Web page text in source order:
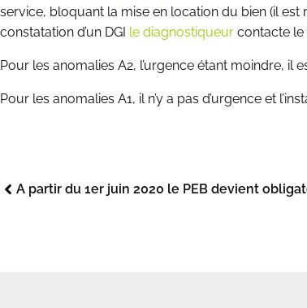
service, bloquant la mise en location du bien (il
constatation d’un DGI le diagnostiqueur contacte le
Pour les anomalies A2, l’urgence étant moindre,
Pour les anomalies A1, il n’y a pas d’urgence et